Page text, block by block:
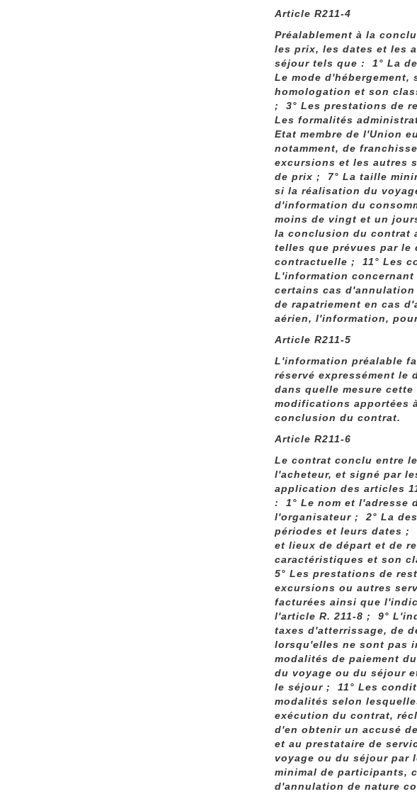
Article R211-4
Préalablement à la
les prix, les dates et les
séjour tels que : 1° La
Le mode
homologation et son
; 3° Les prestations de
Les formalités
Etat membre de l'Union
notamment, de
excursions et les autres
de prix ; 7° La taille
si la réalisation du
d'information du
moins de vingt et un
la conclusion du contrat
telles que prévues par
contractuelle ; 11° Les
L'information
certains cas
de rapatriement en cas
aérien, l'information,
Article R211-5
L'information préalable
réservé expressément le
dans quelle mesure
modifications apportées
conclusion du contrat.
Article R211-6
Le contrat conclu entre
l'acheteur, et signé par
application des articles
: 1° Le nom et l'adresse
l'organisateur ; 2° La
périodes et leurs dates ;
et lieux de départ et de
caractéristiques et son
5° Les prestations de
excursions ou autres
facturées ainsi que
l'article R. 211-8 ; 9°
taxes d'atterrissage, de
lorsqu'elles ne sont pas
modalités de paiement
du voyage ou du séjour
le séjour ; 11° Les
modalités selon
exécution du contrat,
d'en obtenir un accusé
et au prestataire de
voyage ou du séjour par
minimal de participants,
d'annulation de nature